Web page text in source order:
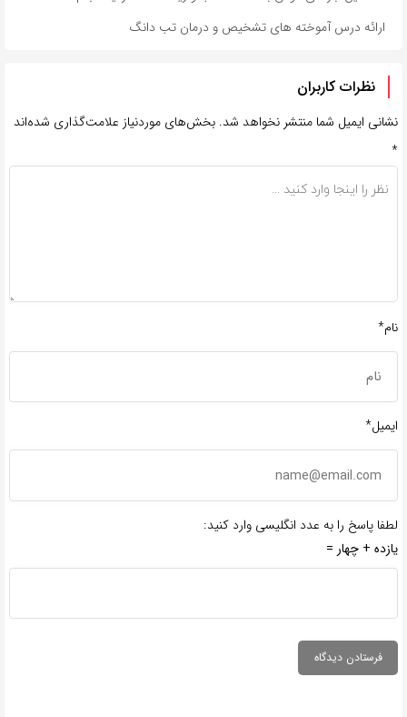
ارائه درس آموخته های تشخیص و درمان تب دانگ
نظرات کاربران
نشانی ایمیل شما منتشر نخواهد شد. بخش‌های موردنیاز علامت‌گذاری شده‌اند
*
نام*
ایمیل*
لطفا پاسخ را به عدد انگلیسی وارد کنید:
یازده + چهار =